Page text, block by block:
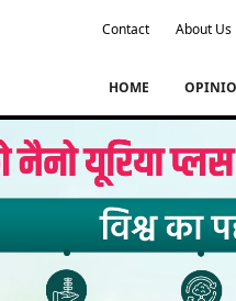
Contact About Us
HOME